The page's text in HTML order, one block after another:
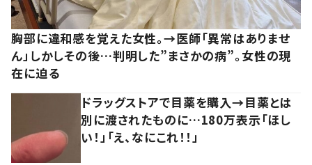
胸部に違和感を覚えた女性。→医師「異常はありませ
ん」しかしその後…判明した”まさかの病”。女性の現
在に迫る
ドラッグストアで目薬を購入→目薬とは
別に渡されたものに…180万表示「ほし
い！」「え、なにこれ！！」